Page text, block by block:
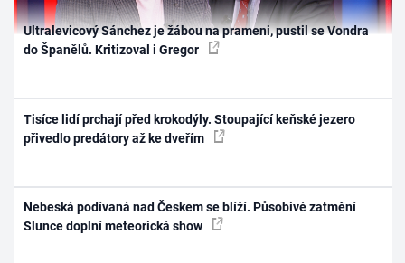
Ultralevicový Sánchez je žábou na prameni, pustil se Vondra
do Španělů. Kritizoval i Gregor
Tisíce lidí prchají před krokodýly. Stoupající keňské jezero
přivedlo predátory až ke dveřím
Nebeská podívaná nad Českem se blíží. Působivé zatmění
Slunce doplní meteorická show